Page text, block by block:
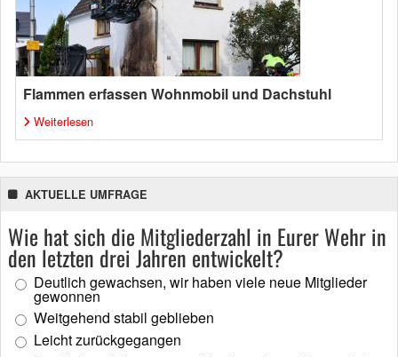
Flammen erfassen Wohnmobil und Dachstuhl
Weiterlesen
AKTUELLE UMFRAGE
Wie hat sich die Mitgliederzahl in Eurer Wehr in
den letzten drei Jahren entwickelt?
Deutlich gewachsen, wir haben viele neue Mitglieder
gewonnen
Weitgehend stabil geblieben
Leicht zurückgegangen